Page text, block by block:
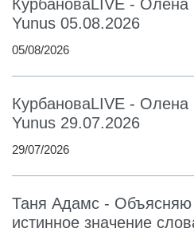
КурбановаLIVE - Олена
Yunus 05.08.2026
05/08/2026
КурбановаLIVE - Олена
Yunus 29.07.2026
29/07/2026
Таня Адамс - Объясняю
истинное значение